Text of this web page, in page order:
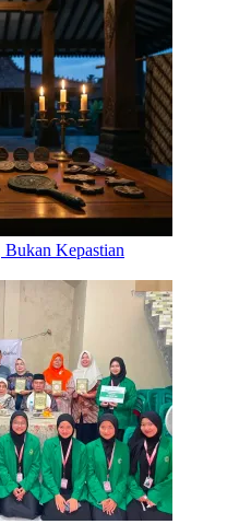
Kepastian